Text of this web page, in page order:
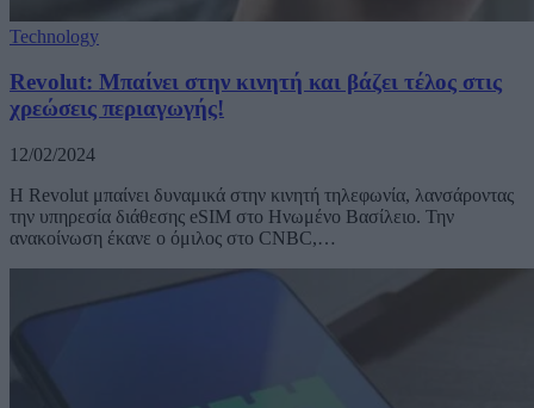
Technology
Revolut: Μπαίνει στην κινητή και βάζει τέλος στις
χρεώσεις περιαγωγής!
12/02/2024
Η Revolut μπαίνει δυναμικά στην κινητή τηλεφωνία, λανσάροντας
την υπηρεσία διάθεσης eSIM στο Ηνωμένο Βασίλειο. Την
ανακοίνωση έκανε ο όμιλος στο CNBC,…